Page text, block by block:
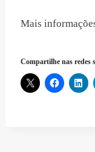
Mais
Compartilhe nas redes